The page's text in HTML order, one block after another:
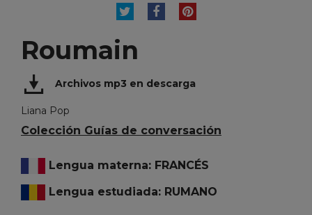
TUITEARCOMPARTIR
PINTEREST
Roumain
Archivos mp3 en descarga
Liana Pop
Colección Guías de conversación
Lengua materna: FRANCÉS
Lengua estudiada: RUMANO